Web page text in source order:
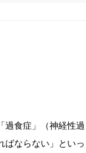
過食症」（神経性過
ばならない」といっ